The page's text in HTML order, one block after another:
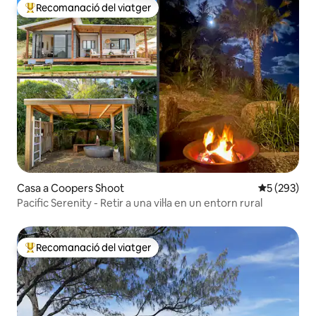
Principals recomanacions dels viatgers
Recomanació del viatger
Casa a Coopers Shoot 5 de
5 (293)
Pacific Serenity - Retir a una vil·la en un entorn rural
Principals recomanacions dels viatgers
Recomanació del viatger